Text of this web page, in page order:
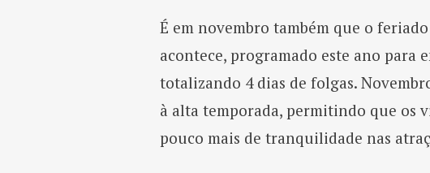
É em novembro também que o
acontece, programado este ano para
totalizando 4 dias de folgas.
à alta temporada, permitindo que os
pouco mais de tranquilidade nas